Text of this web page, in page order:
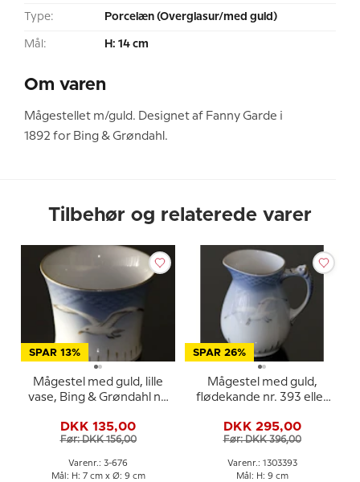
Type: Porcelæn (Overglasur/med guld)
Mål: H: 14 cm
Om varen
Mågestellet m/guld. Designet af Fanny Garde i
1892 for Bing & Grøndahl.
Tilbehør og relaterede varer
SPAR 13%
Mågestel med guld, lille
vase, Bing & Grøndahl nr.
DKK 135,00
Før: DKK 156,00
Varenr.: 3-676
Mål: H: 7 cm x Ø: 9 cm
SPAR 26%
Mågestel med guld,
flødekande nr. 393 eller
DKK 295,00
Før: DKK 396,00
Varenr.: 1303393
Mål: H: 9 cm